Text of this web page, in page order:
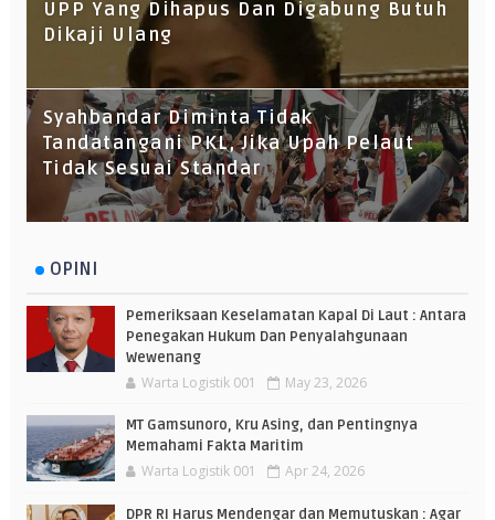
UPP Yang Dihapus Dan Digabung Butuh
Dikaji Ulang
Syahbandar Diminta Tidak
Tandatangani PKL, Jika Upah Pelaut
Tidak Sesuai Standar
OPINI
Pemeriksaan Keselamatan Kapal Di Laut : Antara
Penegakan Hukum Dan Penyalahgunaan
Wewenang
Warta Logistik 001 May 23, 2026
MT Gamsunoro, Kru Asing, dan Pentingnya
Memahami Fakta Maritim
Warta Logistik 001 Apr 24, 2026
DPR RI Harus Mendengar dan Memutuskan : Agar